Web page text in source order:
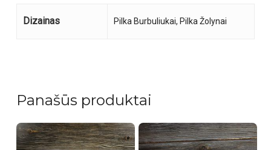
Dizainas Pilka Burbuliukai, Pilka Žolynai
Panašūs produktai